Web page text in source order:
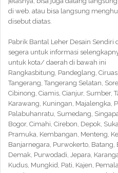
di web. atau bisa langsung
disebut diatas.
Pabrik Bantal Leher Desain
segera untuk informasi
untuk kota/ daerah di bawah ini
Rangkasbitung, Pandeglang,
Tangerang, Tangerang Selatan,
Cibinong, Ciamis, Cianjur, Sumber,
Karawang, Kuningan, Majalengka,
Palabuhanratu, Sumedang,
Bogor, Cimahi, Cirebon, Depok,
Pramuka, Kembangan, Menteng,
Banjarnegara, Purwokerto, Batang,
Demak, Purwodadi, Jepara,
Kudus, Mungkid, Pati, Kajen,